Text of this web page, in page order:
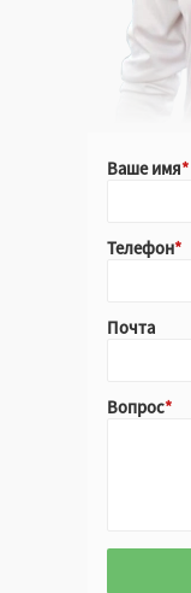
Ваше имя
Телефон
Почта
Вопрос